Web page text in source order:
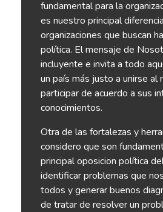
fundamental para la
es nuestro principal
organizaciones que buscan
política. El mensaje de
incluyente e invita a todo
un país más justo a unirse al
participar de acuerdo a sus
conocimientos.
Otra de las fortalezas y
considero que son
principal oposicion política
identificar problemas que
todos y generar buenos
de tratar de resolver un